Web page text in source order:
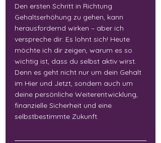
Den ersten Schritt in Richtung
Gehaltserhöhung zu gehen, kann
herausfordernd wirken – aber ich
verspreche dir: Es lohnt sich! Heute
möchte ich dir zeigen, warum es so
wichtig ist, dass du selbst aktiv wirst.
Denn es geht nicht nur um dein Gehalt
im Hier und Jetzt, sondern auch um
deine persönliche Weiterentwicklung,
finanzielle Sicherheit und eine
selbstbestimmte Zukunft.